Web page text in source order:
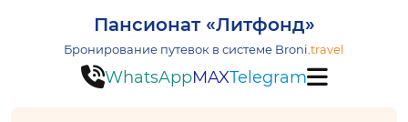
Пансионат «Литфонд»
Бронирование путевок в системе Broni. travel
WhatsAppMAXTelegram